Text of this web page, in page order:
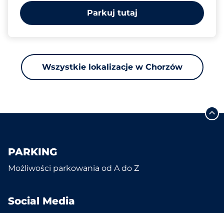
Parkuj tutaj
Wszystkie lokalizacje w Chorzów
PARKING
Możliwości parkowania od A do Z
Social Media